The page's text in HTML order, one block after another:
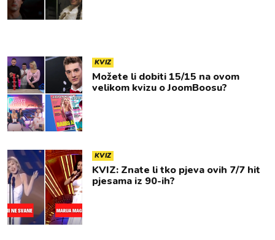
KVIZ
Možete li dobiti 15/15 na ovom
velikom kvizu o JoomBoosu?
KVIZ
KVIZ: Znate li tko pjeva ovih 7/7 hit
pjesama iz 90-ih?